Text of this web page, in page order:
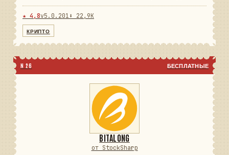
активов. Он переводит данные и операции
провайдера в единую модель сообщений
StockSharp, поэтому приложения ...
★ 4,8v5.0.201 ⬇ 22,9K
КРИПТО
N 26 БЕСПЛАТНЫЕ
BITALONG
от StockSharp